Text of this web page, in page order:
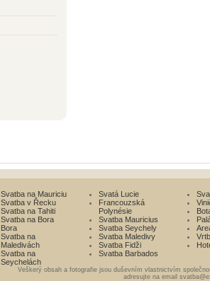
Svatba na Mauriciu
Svatba v Řecku
Svatba na Tahiti
Svatba na Bora
Bora
Svatba na
Maledivách
Svatba na
Seychelách
Svatá Lucie
Francouzská
Polynésie
Svatba Mauricius
Svatba Seychely
Svatba Maledivy
Svatba Fidži
Svatba Barbados
Veškerý obsah a fotografie jsou duševním vlastnictvím
adresujte na email